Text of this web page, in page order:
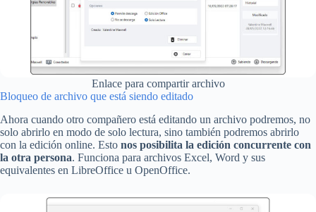
Enlace para compartir archivo
Bloqueo de archivo que está siendo editado
Ahora cuando otro compañero está editando un archivo podremos, no
solo abrirlo en modo de solo lectura, sino también podremos abrirlo
con la edición online. Esto nos posibilita la edición concurrente con
la otra persona. Funciona para archivos Excel, Word y sus
equivalentes en LibreOffice u OpenOffice.